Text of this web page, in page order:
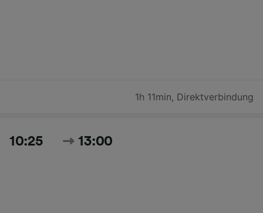
1h 11min, Direktverbindung
10:25 13:00